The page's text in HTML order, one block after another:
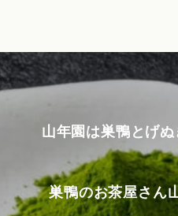
山年園は巣鴨とげ
巣鴨のお茶屋さん